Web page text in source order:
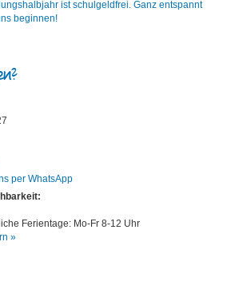
Ferientage: Mo-Fr 8-12 Uhr
»